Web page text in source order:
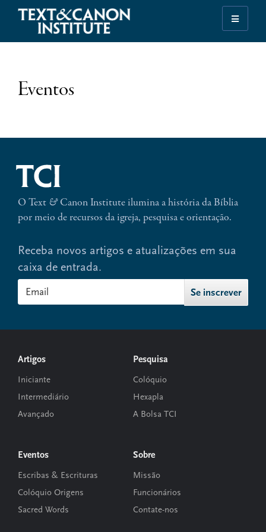
Skip
primary
Skip
main
Skip
footer
Iluminando
a
BíbliaEventos
O Text &Canon Institute ilumina a história da Bíblia
por meio de recursos da igreja, pesquisa e orientação.
Receba novos artigos e atualizações em sua
caixa de entrada.
Footer
Artigos
Iniciante
Intermediário
Avançado
Pesquisa
Colóquio
Hexapla
A Bolsa TCI
Eventos
Escribas & Escrituras
Colóquio Origens
Sacred Words
Sobre
Missão
Funcionários
Contate-nos